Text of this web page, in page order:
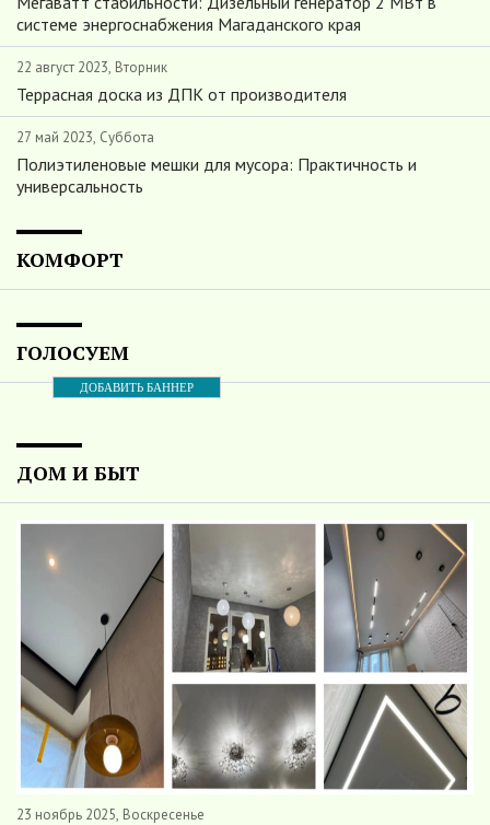
системе энергоснабжения Магаданского края
22 август 2023, Вторник
Террасная доска из ДПК от производителя
27 май 2023, Суббота
Полиэтиленовые мешки для мусора: Практичность и
универсальность
КОМФОРТ
ГОЛОСУЕМ
ДОБАВИТЬ БАННЕР
ДОМ И БЫТ
23 ноябрь 2025, Воскресенье